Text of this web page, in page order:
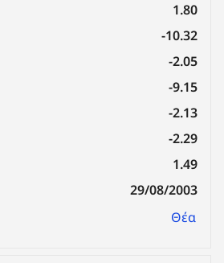
1.80
-10.32
-2.05
-9.15
-2.13
-2.29
1.49
29/08/2003
Θέα